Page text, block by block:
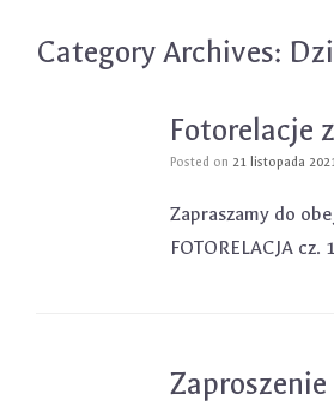
Category Archives:
Fotorelacje
Posted on 21 listopada
Zapraszamy do
FOTORELACJA cz.